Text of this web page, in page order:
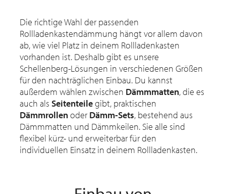
Die richtige Wahl der passenden
Rollladenkastendämmung hängt vor allem davon
ab, wie viel Platz in deinem Rollladenkasten
vorhanden ist. Deshalb gibt es unsere
Schellenberg-Lösungen in verschiedenen Größen
für den nachträglichen Einbau. Du kannst
außerdem wählen zwischen Dämmmatten, die es
auch als Seitenteilegibt, praktischen
Dämmrollenoder Dämm-Sets, bestehend aus
Dämmmatten und Dämmkeilen. Sie alle sind
flexibel kürz- und erweiterbar für den
individuellen Einsatz in deinem Rollladenkasten.